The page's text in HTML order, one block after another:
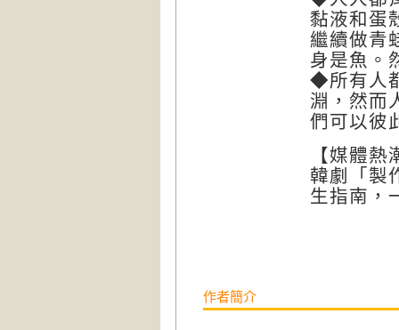
黏液和蛋
繼續做青
身是魚。
◆所有人
淵，然而
們可以彼
【媒體熱
韓劇「製
生指南，
作者簡介